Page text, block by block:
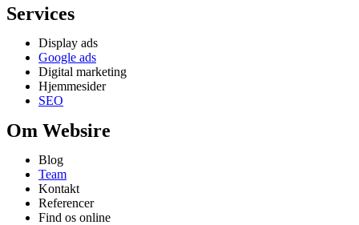
Services
Display ads
Google ads
Digital marketing
Hjemmesider
SEO
Om Websire
Blog
Team
Kontakt
Referencer
Find os online